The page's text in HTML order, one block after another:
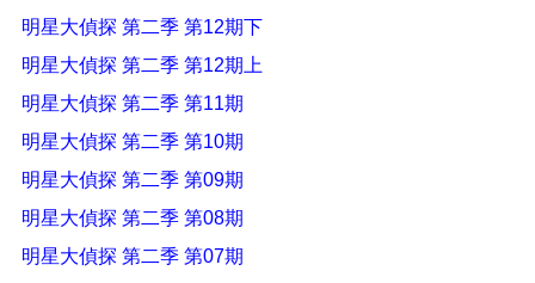
明星大偵探 第二季 第12期下
明星大偵探 第二季 第12期上
明星大偵探 第二季 第11期
明星大偵探 第二季 第10期
明星大偵探 第二季 第09期
明星大偵探 第二季 第08期
明星大偵探 第二季 第07期